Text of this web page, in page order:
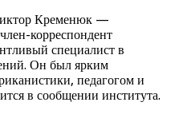
Кременюк —
корреспондент
специалист в
Он был ярким
педагогом и
в сообщении института.